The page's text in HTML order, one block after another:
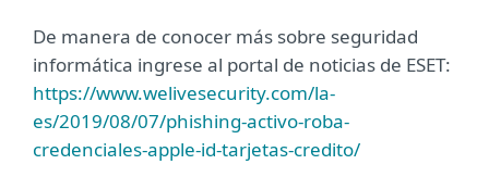
De manera de conocer más sobre seguridad
informática ingrese al portal de noticias de ESET:
https://www.welivesecurity.com/la-
es/2019/08/07/phishing-activo-roba-
credenciales-apple-id-tarjetas-credito/